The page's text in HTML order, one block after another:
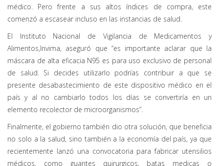
médico. Pero frente a sus altos índices de compra, este
comenzó a escasear incluso en las instancias de salud.
El Instituto Nacional de Vigilancia de Medicamentos y
Alimentos,Invima, aseguró que “es importante aclarar que la
máscara de alta eficacia N95 es para uso exclusivo de personal
de salud. Si decides utilizarlo podrías contribuir a que se
presente desabastecimiento de este dispositivo médico en el
país y al no cambiarlo todos los días se convertiría en un
elemento recolector de microorganismos”.
Finalmente, el gobierno también dio otra solución, que beneficia
no solo a la salud, sino también a la economía del país, ya que
recientemente lanzó una convocatoria para fabricar utensilios
médicos, como guantes quirurgicos, batas medicas o